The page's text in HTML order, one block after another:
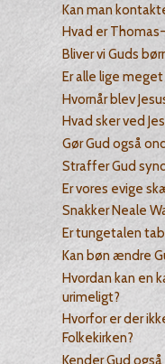
Kan man
Hvad er
Bliver vi Guds
Er alle lige
Hvornår blev
Hvad sker ved
Gør Gud også
Straffer Gud
Er vores evige
Snakker Neale
Er tungetalen
Kan bøn ændre
Hvordan kan en
urimeligt?
Hvorfor er der
Folkekirken?
Kender Gud